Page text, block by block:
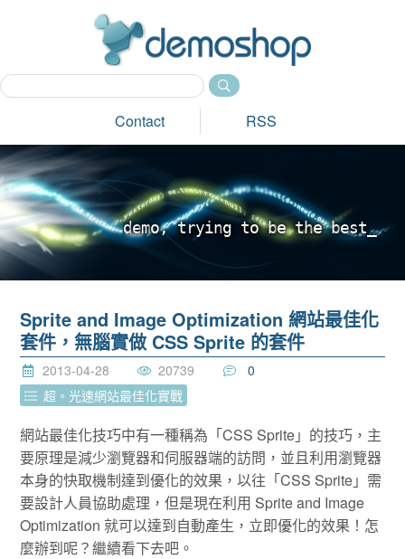
Contact RSS
demo, trying to be the best_
Sprite and Image Optimization 網站最佳化
套件，無腦實做 CSS Sprite 的套件
2013-04-28 20739
0
超。光速網站最佳化實戰
網站最佳化技巧中有一種稱為「CSS Sprite」的技巧，主
要原理是減少瀏覽器和伺服器端的訪問，並且利用瀏覽器
本身的快取機制達到優化的效果，以往「CSS Sprite」需
要設計人員協助處理，但是現在利用 Sprite and Image
Optimization 就可以達到自動產生，立即優化的效果！怎
麼辦到呢？繼續看下去吧。